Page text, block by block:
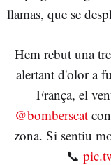
llamas, que se
Hem rebut una
alertant d'olor a
França, el
@bomberscat
zona. Si sentiu
📞